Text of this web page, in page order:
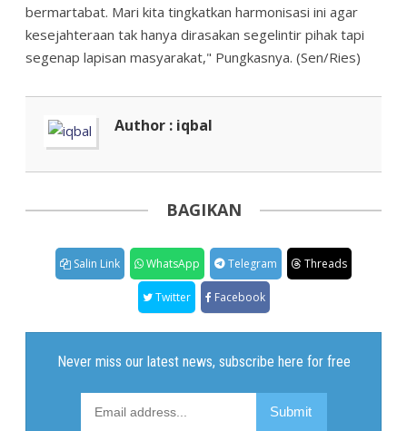
bermartabat. Mari kita tingkatkan harmonisasi ini agar
kesejahteraan tak hanya dirasakan segelintir pihak tapi
segenap lapisan masyarakat," Pungkasnya. (Sen/Ries)
Author : iqbal
BAGIKAN
Salin Link WhatsApp Telegram Threads
Twitter Facebook